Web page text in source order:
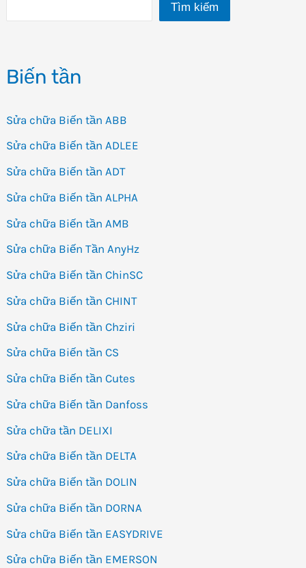
Tìm kiếm
Biến tần
Sửa chữa Biến tần ABB
Sửa chữa Biến tần ADLEE
Sửa chữa Biến tần ADT
Sửa chữa Biến tần ALPHA
Sửa chữa Biến tần AMB
Sửa chữa Biến Tần AnyHz
Sửa chữa Biến tần ChinSC
Sửa chữa Biến tần CHINT
Sửa chữa Biến tần Chziri
Sửa chữa Biến tần CS
Sửa chữa Biến tần Cutes
Sửa chữa Biến tần Danfoss
Sửa chữa tần DELIXI
Sửa chữa Biến tần DELTA
Sửa chữa Biến tần DOLIN
Sửa chữa Biến tần DORNA
Sửa chữa Biến tần EASYDRIVE
Sửa chữa Biến tần EMERSON